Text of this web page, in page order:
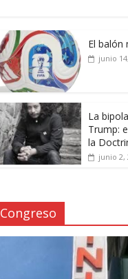
El balón
junio
La
Trump:
la
junio 2,
Congreso